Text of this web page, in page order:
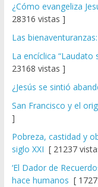
¿Cómo evangeliza
28316 vistas ]
Las
La encíclica “Laudato
23168 vistas ]
¿Jesús se sintió
San Francisco y el
]
Pobreza, castidad y
siglo XXI [ 21237
‘El Dador de
hace humanos [